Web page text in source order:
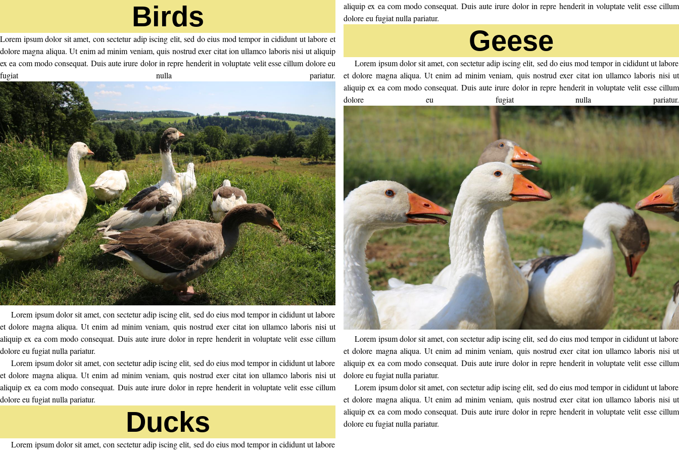
Birds
Lorem ipsum dolor sit amet, con sectetur adip iscing elit, sed do eius mod tempor in cididunt ut labore et
dolore magna aliqua. Ut enim ad minim veniam, quis nostrud exer citat ion ullamco laboris nisi ut aliquip
ex ea com modo consequat. Duis aute irure dolor in repre henderit in voluptate velit esse cillum dolore eu
Lorem ipsum dolor sit amet, con sectetur adip iscing elit, sed do eius mod tempor in cididunt ut labore
et dolore magna aliqua. Ut enim ad minim veniam, quis nostrud exer citat ion ullamco laboris nisi ut
aliquip ex ea com modo consequat. Duis aute irure dolor in repre henderit in voluptate velit esse cillum
dolore eu fugiat nulla pariatur.
Lorem ipsum dolor sit amet, con sectetur adip iscing elit, sed do eius mod tempor in cididunt ut labore
et dolore magna aliqua. Ut enim ad minim veniam, quis nostrud exer citat ion ullamco laboris nisi ut
aliquip ex ea com modo consequat. Duis aute irure dolor in repre henderit in voluptate velit esse cillum
dolore eu fugiat nulla pariatur.
Ducks
Lorem ipsum dolor sit amet, con sectetur adip iscing elit, sed do eius mod tempor in cididunt ut labore
aliquip ex ea com modo consequat. Duis aute irure dolor in repre henderit in voluptate velit esse cillum
dolore eu fugiat nulla pariatur.
Geese
Lorem ipsum dolor sit amet, con sectetur adip iscing elit, sed do eius mod tempor in cididunt ut labore
et dolore magna aliqua. Ut enim ad minim veniam, quis nostrud exer citat ion ullamco laboris nisi ut
aliquip ex ea com modo consequat. Duis aute irure dolor in repre henderit in voluptate velit esse cillum
Lorem ipsum dolor sit amet, con sectetur adip iscing elit, sed do eius mod tempor in cididunt ut labore
et dolore magna aliqua. Ut enim ad minim veniam, quis nostrud exer citat ion ullamco laboris nisi ut
aliquip ex ea com modo consequat. Duis aute irure dolor in repre henderit in voluptate velit esse cillum
dolore eu fugiat nulla pariatur.
Lorem ipsum dolor sit amet, con sectetur adip iscing elit, sed do eius mod tempor in cididunt ut labore
et dolore magna aliqua. Ut enim ad minim veniam, quis nostrud exer citat ion ullamco laboris nisi ut
aliquip ex ea com modo consequat. Duis aute irure dolor in repre henderit in voluptate velit esse cillum
dolore eu fugiat nulla pariatur.